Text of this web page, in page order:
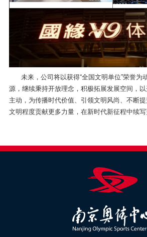
未来，公司将以获得“全国文明单位”荣誉为
源，继续秉持开放理念，积极拓展发展空间，
主动，为传播时代价值、引领文明风尚、不断
文明程度贡献更多力量，在新时代新征程中续写